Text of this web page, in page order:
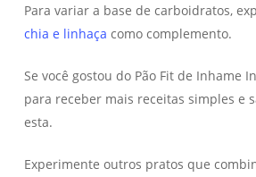
Para variar a base de carboidratos,
chia e linhaça como complemento.
Se você gostou do Pão Fit de Inhame
para receber mais receitas simples e
esta.
Experimente outros pratos que